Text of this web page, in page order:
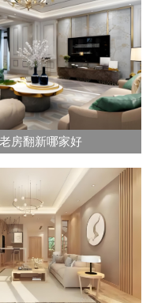
房翻新哪家好